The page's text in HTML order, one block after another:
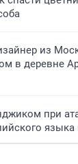
из
в деревне
при